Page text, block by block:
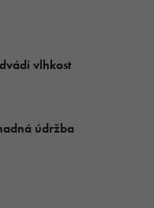
vlhkost
údržba